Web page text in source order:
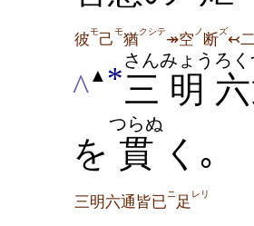
彼モ己モ猶クシテ↠空 ノ 断ズ↢
^▲ *三
さん
明
みょう ろく
を 貫
つらぬ
く｡
三明六通皆已 ニ 足 レリ